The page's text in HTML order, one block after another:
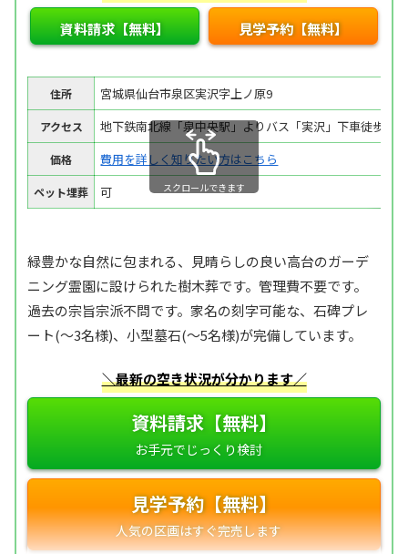
資料請求【無料】 見学予約【無料】
住所 宮城県仙台市泉区実沢字上ノ原9
アクセス 地下鉄南北線「泉中央駅」よりバス「実沢」下車徒歩10
価格 費用を詳しく知りたい方はこちら
ペット埋葬 可 スクロールできます
緑豊かな自然に包まれる、見晴らしの良い高台のガーデ
ニング霊園に設けられた樹木葬です。管理費不要です。
過去の宗旨宗派不問です。家名の刻字可能な、石碑プレ
ート(～3名様)、小型墓石(～5名様)が完備しています。
＼最新の空き状況が分かります／
資料請求【無料】
見学予約【無料】